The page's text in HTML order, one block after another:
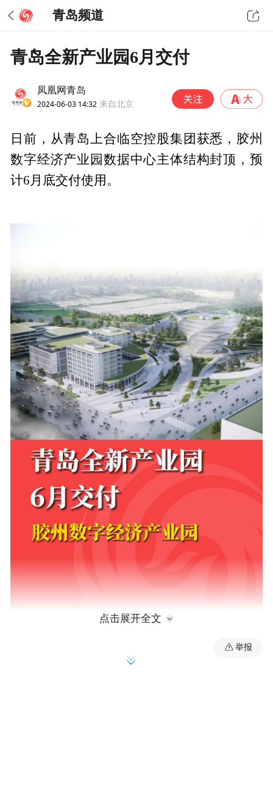
青岛频道
青岛全新产业园6月交付
凤凰网青岛
2024-06-03 14:32 来自北京
日前，从青岛上合临空控股集团获悉，胶州
数字经济产业园数据中心主体结构封顶，预
计6月底交付使用。
点击展开全文
举报